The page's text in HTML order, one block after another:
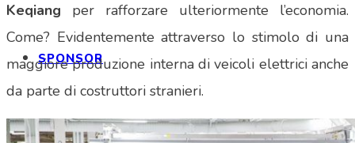
SPONSOR
NEWS
Keqiang per rafforzare ulteriormente l’economia.
Come? Evidentemente attraverso lo stimolo di una
maggiore produzione interna di veicoli elettrici anche
da parte di costruttori stranieri.